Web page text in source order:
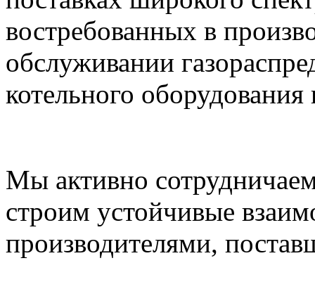
востребованных в
обслуживании
котельного оборудования
Мы активно
строим устойчивые
производителями,